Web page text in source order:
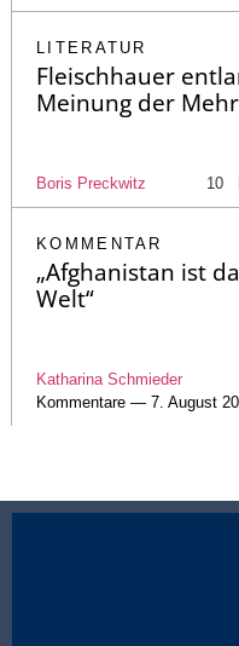
LITERATUR
Fleischhauer
Meinung der
Boris Preckwitz 10
KOMMENTAR
„Afghanistan ist
Welt“
Katharina Schmieder
Kommentare — 7. August